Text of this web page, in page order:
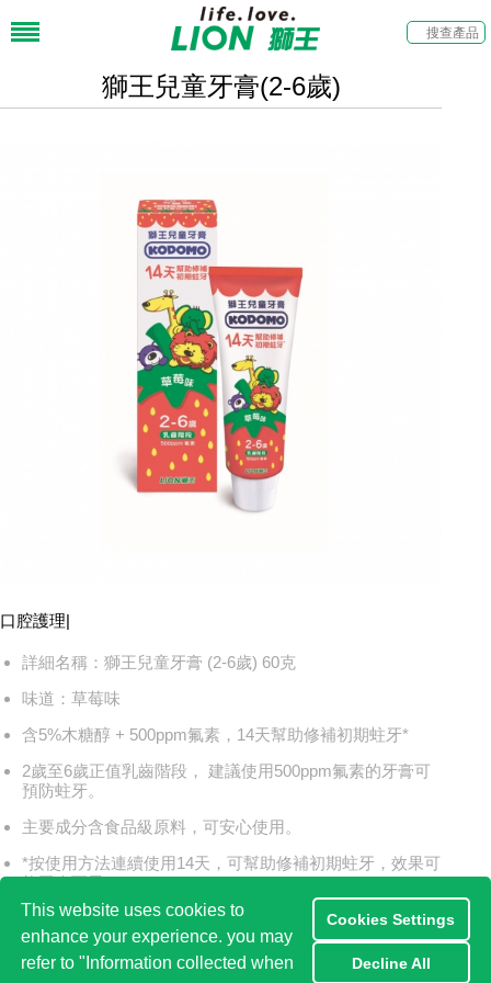
This website uses cookies to
enhance your experience. you may
refer to "Information collected when
Cookies Settings
Decline All
獅王兒童牙膏(2-6歲)
口腔護理|
詳細名稱：獅王兒童牙膏 (2-6歲) 60克
味道：草莓味
含5%木糖醇 + 500ppm氟素，14天幫助修補初期蛀牙*
2歲至6歲正值乳齒階段， 建議使用500ppm氟素的牙膏可
預防蛀牙。
主要成分含食品級原料，可安心使用。
*按使用方法連續使用14天，可幫助修補初期蛀牙，效果可
能因人而異。Lion Japan Laboratories 2007